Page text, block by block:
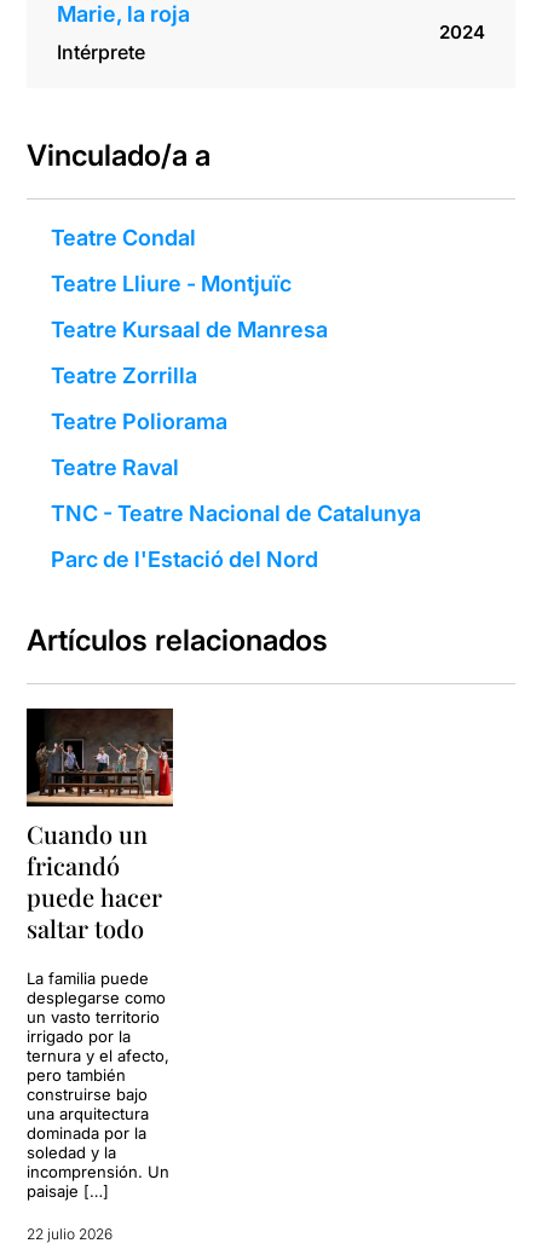
Marie, la roja
Intérprete
2024
Vinculado/a a
Teatre Condal
Teatre Lliure - Montjuïc
Teatre Kursaal de Manresa
Teatre Zorrilla
Teatre Poliorama
Teatre Raval
TNC - Teatre Nacional de Catalunya
Parc de l'Estació del Nord
Artículos relacionados
Cuando un
fricandó
puede hacer
saltar todo
La familia puede
desplegarse como
un vasto territorio
irrigado por la
ternura y el afecto,
pero también
construirse bajo
una arquitectura
dominada por la
soledad y la
incomprensión. Un
paisaje […]
22 julio 2026